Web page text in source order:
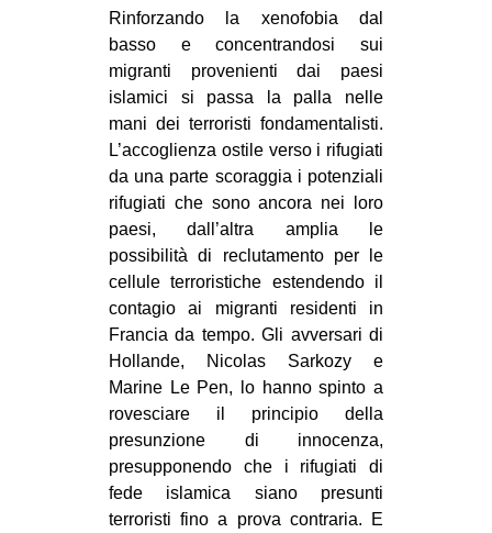
Rinforzando la xenofobia dal
basso e concentrandosi sui
migranti provenienti dai paesi
islamici si passa la palla nelle
mani dei terroristi fondamentalisti.
L’accoglienza ostile verso i rifugiati
da una parte scoraggia i potenziali
rifugiati che sono ancora nei loro
paesi, dall’altra amplia le
possibilità di reclutamento per le
cellule terroristiche estendendo il
contagio ai migranti residenti in
Francia da tempo. Gli avversari di
Hollande, Nicolas Sarkozy e
Marine Le Pen, lo hanno spinto a
rovesciare il principio della
presunzione di innocenza,
presupponendo che i rifugiati di
fede islamica siano presunti
terroristi fino a prova contraria. E